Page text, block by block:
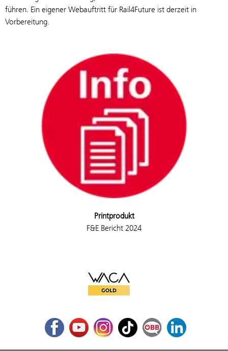
führen. Ein eigener Webauftritt für Rail4Future ist derzeit in
Vorbereitung.
Printprodukt
F&E Bericht 2024
WACA Gold
FacebookYoutubeInstagram
TikTok ÖBB Corporate Blog
LinkedIn